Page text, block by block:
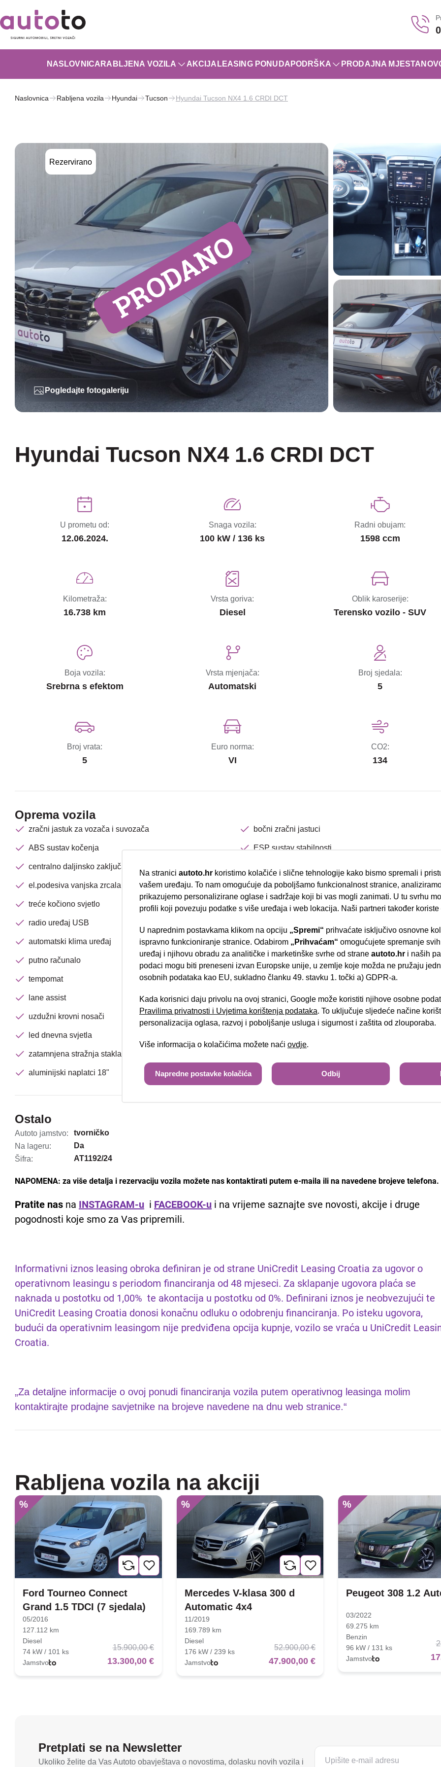
NASLOVNICA RABLJENA VOZILA AKCIJA LEASING PONUDA PODRŠKA PRODAJNA MJESTA
Naslovnica Rabljena vozila Hyundai Tucson Hyundai Tucson NX4 1.6 CRDI DCT
Rezervirano
Pogledajte fotogaleriju
Hyundai Tucson NX4 1.6 CRDI DCT
U prometu od:
12.06.2024.
Snaga vozila:
100 kW / 136 ks
Radni obujam:
1598 ccm
Kilometraža:
16.738 km
Vrsta goriva:
Diesel
Oblik karoserije:
Terensko vozilo - SUV
Boja vozila:
Srebrna s efektom
Vrsta mjenjača:
Automatski
Broj sjedala:
5
Broj vrata:
5
Euro norma:
VI
CO2:
134
Oprema vozila
zračni jastuk za vozača i suvozača bočni zračni jastuci
ABS sustav kočenja ESP sustav stabilnosti
centralno daljinsko zaključavanje
el.podesiva vanjska zrcala el.preklopiva zrcala
treće kočiono svjetlo djeljiva i preklopiva stražnja klupa
radio uređaj USB
automatski klima uređaj multifunkcijski kožni upravljač
putno računalo
tempomat virtualni cockpit
lane assist start/stop sustav
uzdužni krovni nosači kamera za vožnju unatrag
led dnevna svjetla
zatamnjena stražnja stakla
aluminijski naplatci 18"
Ostalo
Autoto jamstvo:
tvorničko
Na lageru:
Da
Šifra:
AT1192/24
NAPOMENA: za više detalja i rezervaciju vozila možete nas kontaktirati putem e-maila ili na navedene brojeve telefona.
Pratite nas na INSTAGRAM-u i FACEBOOK-u i na vrijeme saznajte sve novosti, akcije i druge
pogodnosti koje smo za Vas pripremili.
Informativni iznos leasing obroka definiran je od strane UniCredit Leasing Croatia za ugovor o
operativnom leasingu s periodom financiranja od 48 mjeseci. Za sklapanje ugovora plaća se
naknada u postotku od 1,00% te akontacija u postotku od 0%. Definirani iznos je neobvezujući te
UniCredit Leasing Croatia donosi konačnu odluku o odobrenju financiranja. Po isteku ugovora,
budući da operativnim leasingom nije predviđena opcija kupnje, vozilo se vraća u UniCredit
Croatia.
„Za detaljne informacije o ovoj ponudi financiranja vozila putem operativnog leasinga molim
kontaktirajte prodajne savjetnike na brojeve navedene na dnu web stranice.“
Rabljena vozila na akciji
%
Ford Tourneo Connect
Grand 1.5 TDCI (7 sjedala)
05/2016
127.112 km
Diesel
74 kW / 101 ks
Jamstvo
15.900,00 €
13.300,00 €
%
Mercedes V-klasa 300 d
Automatic 4x4
11/2019
169.789 km
Diesel
176 kW / 239 ks
Jamstvo
52.900,00 €
47.900,00 €
%
Peugeot 308 1.2
03/2022
69.275 km
Benzin
96 kW / 131 ks
Jamstvo
Pretplati se na Newsletter
Ukoliko želite da Vas Autoto obavještava o novostima, dolasku novih vozila i
Nova lokacija - Slavonska
Na stranici autoto.hr koristimo kolačiće i slične tehnologije kako bismo spremali i
vašem uređaju. To nam omogućuje da poboljšamo funkcionalnost stranice,
prikazujemo personalizirane oglase i sadržaje koji bi vas mogli zanimati. U tu svrhu
profili koji povezuju podatke s više uređaja i web lokacija. Naši partneri također
U naprednim postavkama klikom na opciju „Spremi“ prihvaćate isključivo osnovne
ispravno funkcioniranje stranice. Odabirom „Prihvaćam“ omogućujete spremanje
uređaj i njihovu obradu za analitičke i marketinške svrhe od strane autoto.hr i naših
podaci mogu biti preneseni izvan Europske unije, u zemlje koje možda ne pružaju
osobnih podataka kao EU, sukladno članku 49. stavku 1. točki a) GDPR-a.
Kada korisnici daju privolu na ovoj stranici, Google može koristiti njihove osobne
Pravilima privatnosti i Uvjetima korištenja podataka. To uključuje sljedeće načine
personalizacija oglasa, razvoj i poboljšanje usluga i sigurnost i zaštita od zlouporaba.
Više informacija o kolačićima možete naći ovdje.
Napredne postavke kolačića Odbij